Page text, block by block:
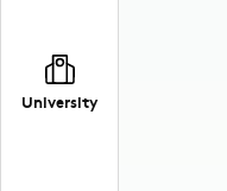
University